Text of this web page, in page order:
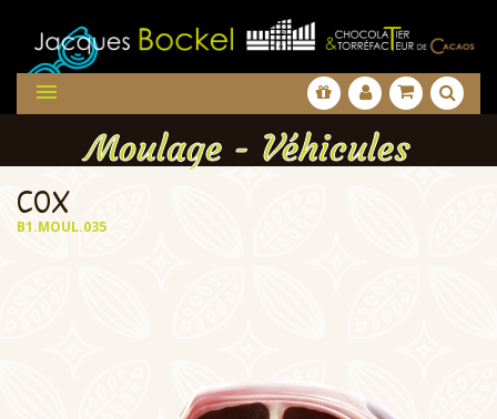

Moulage - Véhicules
COX
B1.MOUL.035